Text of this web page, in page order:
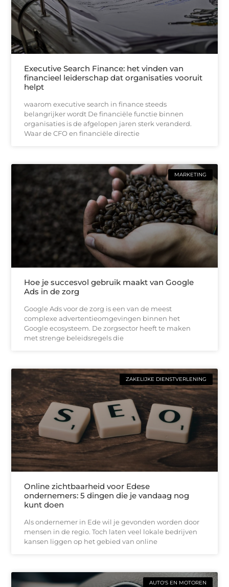
Executive Search Finance: het vinden van
financieel leiderschap dat organisaties vooruit
helpt
waarom executive search in finance steeds
belangrijker wordt De financiële functie binnen
organisaties is de afgelopen jaren sterk veranderd.
Waar de CFO en financiële directie
MARKETING
Hoe je succesvol gebruik maakt van Google
Ads in de zorg
Google Ads voor de zorg is een van de meest
complexe advertentieomgevingen binnen het
Google ecosysteem. De zorgsector heeft te maken
met strenge beleidsregels die
ZAKELIJKE DIENSTVERLENING
Online zichtbaarheid voor Edese
ondernemers: 5 dingen die je vandaag nog
kunt doen
Als ondernemer in Ede wil je gevonden worden door
mensen in de regio. Toch laten veel lokale bedrijven
kansen liggen op het gebied van online
AUTO'S EN MOTOREN